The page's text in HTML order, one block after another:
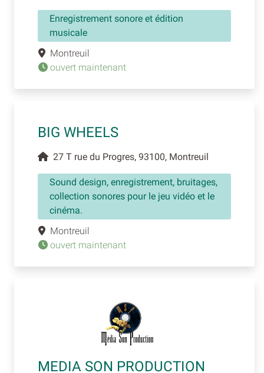
Enregistrement sonore et édition
musicale
Montreuil
ouvert maintenant
BIG WHEELS
27 T rue du Progres, 93100, Montreuil
Sound design, enregistrement, bruitages,
collection sonores pour le jeu vidéo et le
cinéma.
Montreuil
ouvert maintenant
MEDIA SON PRODUCTION